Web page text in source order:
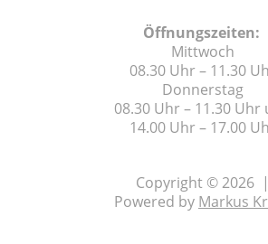
Öffnungszeiten:
Mittwoch
08.30 Uhr – 11.30
Donnerstag
08.30 Uhr – 11.30 Uhr
14.00 Uhr – 17.00
Copyright © 2026 |
Powered by Markus